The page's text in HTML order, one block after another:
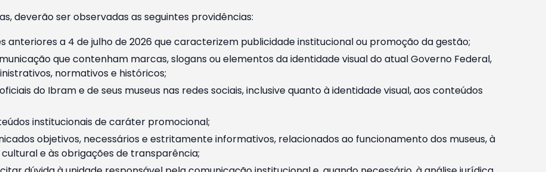
deverão ser observadas as seguintes providências:
a 4 de julho de 2026 que caracterizem publicidade institucional ou promoção da gestão;
que contenham marcas, slogans ou elementos da identidade visual do atual Governo Federal,
normativos e históricos;
do Ibram e de seus museus nas redes sociais, inclusive quanto à identidade visual, aos conteúdos
institucionais de caráter promocional;
objetivos, necessários e estritamente informativos, relacionados ao funcionamento dos museus, à
e às obrigações de transparência;